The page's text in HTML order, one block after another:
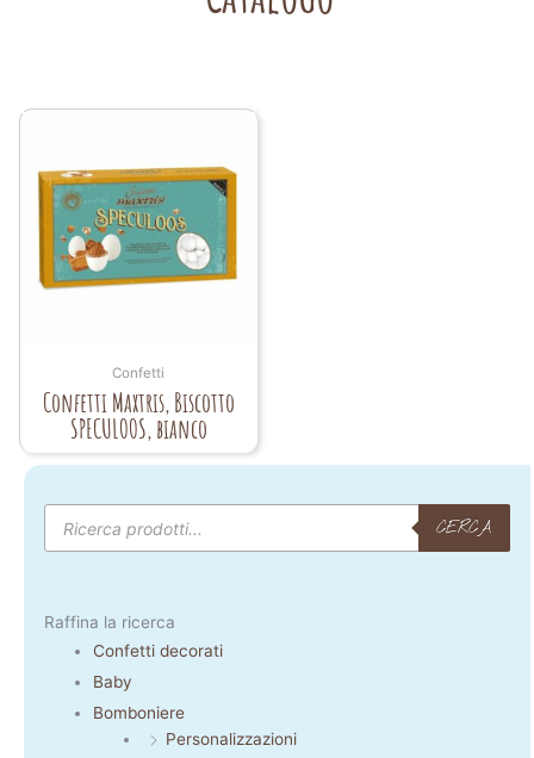
Confetti
Confetti Maxtris, Biscotto
SPECULOOS, bianco
Products
search
CERCA
Raffina la ricerca
Confetti decorati
Baby
Bomboniere
Personalizzazioni